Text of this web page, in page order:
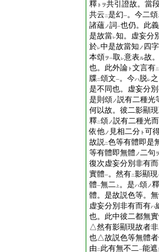
釋 トヲ共引證故。當
共云 二是幻一。今二頌
諸蘊ノ詞 一也仍。此義
是故當レ知。虚妄分
於レ中是故當知 ノ 四字
本頌ヲ一取 レ意表ル故
也。此外論 ト 文言有二
牒二頌文一。今ハ脱レ
是不同也。虚妄分
是則頌ノ説有二種光
何以故。彼二影顯
釋二頌ノ説有二種光
依他ノ 見相二分 ト 可
故説二色等有體即是
等有體即無體 ノ二句
復次虚妄分別非有
實體一。然有二影顯現
體一無二 上 。是ハ頌ノ釋
體。是故説色等。
虚妄分別非有而有ハ
也。此中彼二都無
△然有影顯現故者非
也△故説色等無體
由 二 此有無不二一能遮